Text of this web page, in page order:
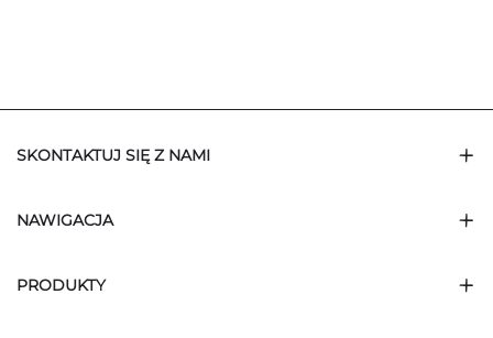
SKONTAKTUJ SIĘ Z NAMI
NAWIGACJA
PRODUKTY